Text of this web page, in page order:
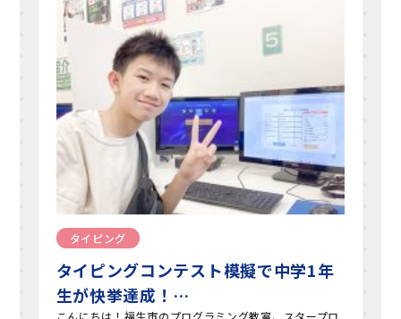
タイピング
タイピングコンテスト模擬で中学1年
生が快挙達成！…